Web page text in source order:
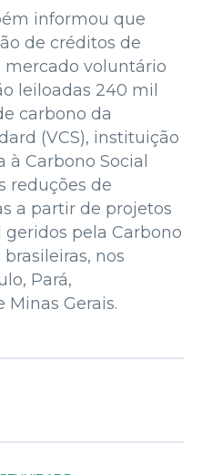
informou que
de créditos de
mercado voluntário
leiloadas 240 mil
carbono da
(VCS), instituição
à Carbono Social
reduções de
a partir de projetos
pela Carbono
nos
Pará,
Minas Gerais.